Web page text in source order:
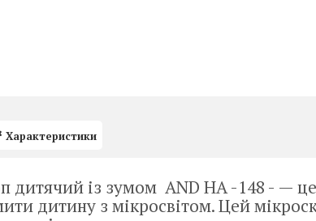
Характеристики
дитячий із зумом AND HA -148 - —
дитину з мікросвітом. Цей